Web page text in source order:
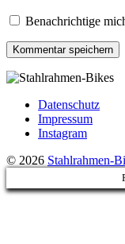
Benachrichtige
Datenschutz
Impressum
Instagram
© 2026 Stahlrahmen-